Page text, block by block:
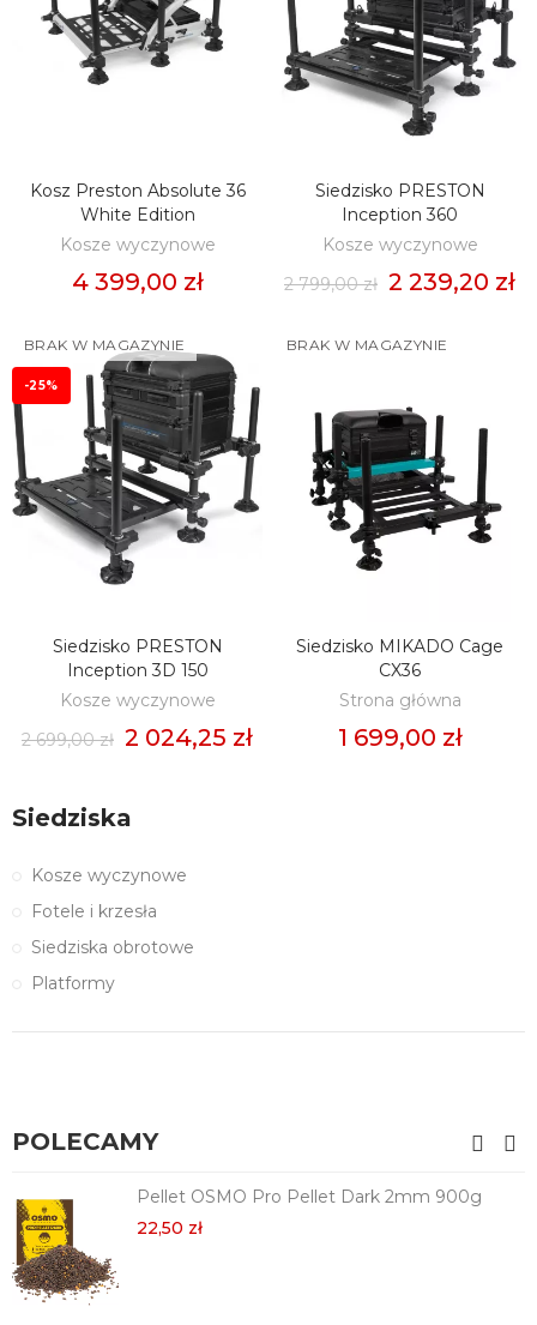
ZOBACZ
Kosz Preston Absolute 36
White Edition
Kosze wyczynowe
4 399,00 zł
ZOBACZ
Siedzisko PRESTON
Inception 360
Kosze wyczynowe
2 799,00 zł 2 239,20 zł
BRAK W MAGAZYNIE
-25%
ZOBACZ
Siedzisko PRESTON
Inception 3D 150
Kosze wyczynowe
2 699,00 zł 2 024,25 zł
BRAK W MAGAZYNIE
ZOBACZ
Siedzisko MIKADO Cage
CX36
Strona główna
1 699,00 zł
Siedziska
Kosze wyczynowe
Fotele i krzesła
Siedziska obrotowe
Platformy
POLECAMY
Pellet OSMO Pro Pellet Dark 2mm 900g
22,50 zł